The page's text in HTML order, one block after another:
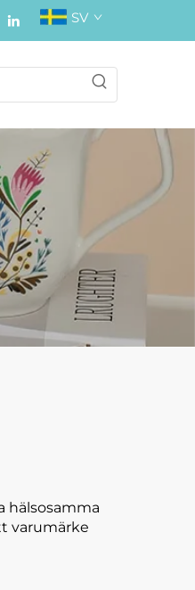
SV
hälsosamma
varumärke